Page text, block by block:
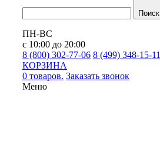
Поиск
ПН-ВС
с 10:00 до 20:00
8 (800) 302-77-06 8 (499) 348-15-11
КОРЗИНА
0 товаров. Заказать звонок
Меню